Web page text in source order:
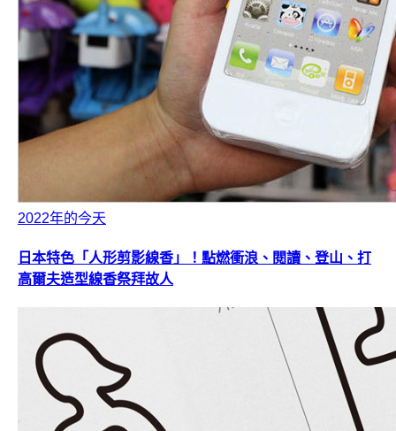
2022年的今天
日本特色「人形剪影線香」！點燃衝浪、閱讀、登山、打
高爾夫造型線香祭拜故人